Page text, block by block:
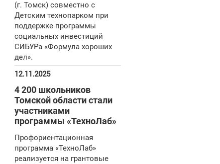
(г. Томск) совместно с
Детским технопарком при
поддержке программы
социальных инвестиций
СИБУРа «Формула хороших
дел».
12.11.2025
4 200 школьников
Томской области стали
участниками
программы «ТехноЛаб»
Профориентационная
программа «ТехноЛаб»
реализуется на грантовые